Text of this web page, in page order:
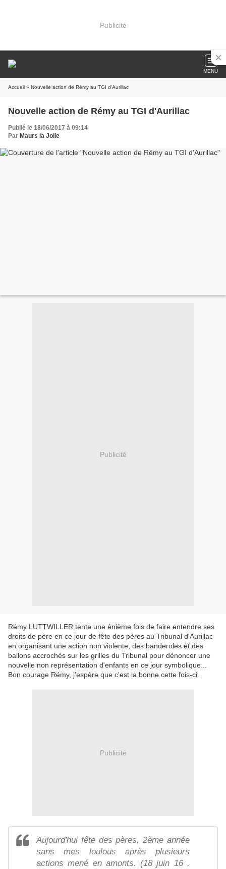
Publicité
MENU
Accueil » Nouvelle action de Rémy au TGI d'Aurillac
Nouvelle action de Rémy au TGI d'Aurillac
Publié le 18/06/2017 à 09:14
Par Maurs la Jolie
Publicité
Rémy LUTTWILLER tente une énième fois de faire entendre ses
droits de père en ce jour de fête des pères au Tribunal d'Aurillac
en organisant une action non violente, des banderoles et des
ballons accrochés sur les grilles du Tribunal pour dénoncer une
nouvelle non représentation d'enfants en ce jour symbolique...
Bon courage Rémy, j'espère que c'est la bonne cette fois-ci.
Publicité
Aujourd'hui fête des pères, 2ème année
sans mes loulous après plusieurs
actions mené en amonts. (18 juin 16 ,